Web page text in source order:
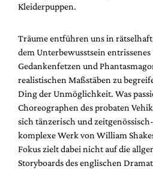
Kleiderpuppen.
Träume entführen uns in
dem Unterbewusstsein entrissenes
Gedankenfetzen und
realistischen Maßstäben zu
Ding der Unmöglichkeit. Was
Choreographen des probaten
sich tänzerisch und
komplexe Werk von William
Fokus zielt dabei nicht auf die
Storyboards des englischen